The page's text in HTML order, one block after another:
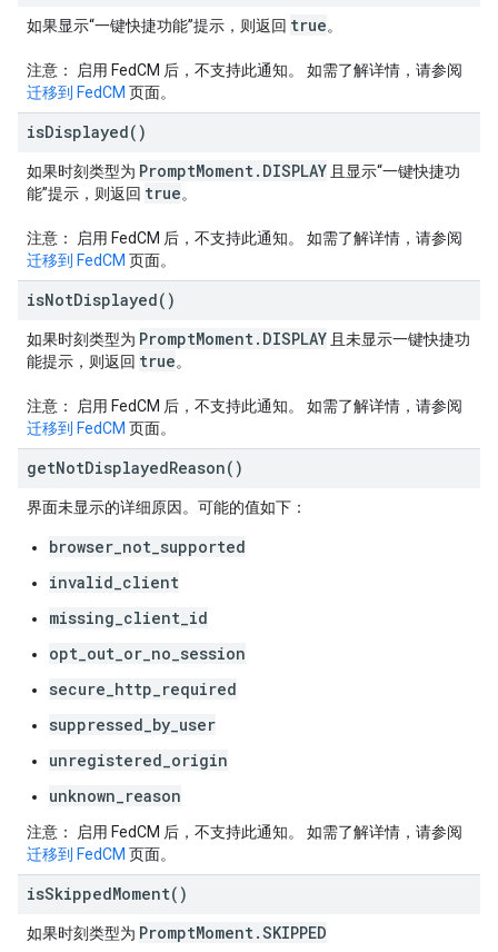
如果显示“一键快捷功能”提示，则返回 true。
注意：
启用 FedCM 后，不支持此通知。 如需了解详情，请参阅
迁移到 FedCM 页面。
isDisplayed( )
如果时刻类型为 PromptMoment. DISPLAY 且显示“一键快捷功
能”提示，则返回 true。
注意：
启用 FedCM 后，不支持此通知。 如需了解详情，请参阅
迁移到 FedCM 页面。
isNotDisplayed( )
如果时刻类型为 PromptMoment. DISPLAY 且未显示一键快捷功
能提示，则返回 true。
注意：
启用 FedCM 后，不支持此通知。 如需了解详情，请参阅
迁移到 FedCM 页面。
getNotDisplayedReason( )
界面未显示的详细原因。可能的值如下：
browser_not_supported
invalid_client
missing_client_id
opt_out_or_no_session
secure_http_required
suppressed_by_user
unregistered_origin
unknown_reason
注意：
启用 FedCM 后，不支持此通知。 如需了解详情，请参阅
迁移到 FedCM 页面。
isSkippedMoment( )
如果时刻类型为 PromptMoment.SKIPPED